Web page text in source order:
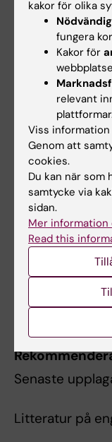
Övriga
fastställda av
grundnivå och
Karolinska
Undervisning
Undervisning
Senaste
Litteratur på
kakor för olika
fungera
Kakor för
relevant
Viss information
Genom att
cookies.
Du kan när som
samtycke via
sidan.
Mer information
Read this